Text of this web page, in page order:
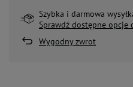
Szybka i darmowa
Sprawdź dostępne opcje
Wygodny zwrot